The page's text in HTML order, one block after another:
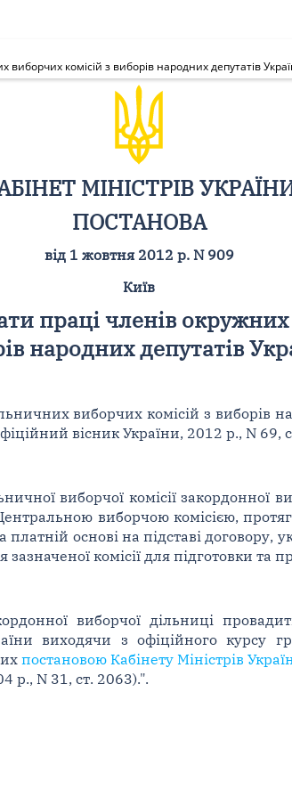
комісій з виборів народних депутатів